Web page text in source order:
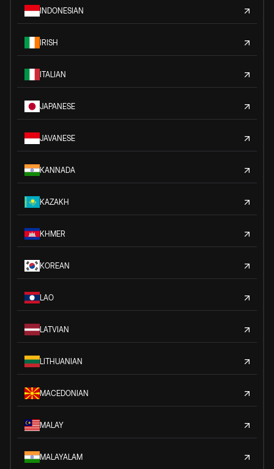
INDONESIAN
IRISH
ITALIAN
JAPANESE
JAVANESE
KANNADA
KAZAKH
KHMER
KOREAN
LAO
LATVIAN
LITHUANIAN
MACEDONIAN
MALAY
MALAYALAM